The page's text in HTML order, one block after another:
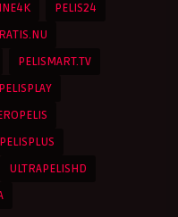
PELIS24
PELISMART.TV
PELISPLAY
ULTRAPELISHD